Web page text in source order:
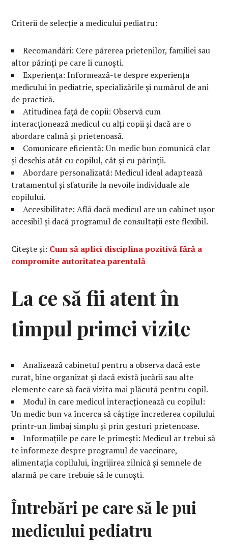
Criterii de selecție a medicului pediatru:
Recomandări: Cere părerea prietenilor, familiei sau
altor părinți pe care îi cunoști.
Experiența: Informează-te despre experiența
medicului în pediatrie, specializările și numărul de ani
de practică.
Atitudinea față de copii: Observă cum
interacționează medicul cu alți copii și dacă are o
abordare calmă și prietenoasă.
Comunicare eficientă: Un medic bun comunică clar
și deschis atât cu copilul, cât și cu părinții.
Abordare personalizată: Medicul ideal adaptează
tratamentul și sfaturile la nevoile individuale ale
copilului.
Accesibilitate: Află dacă medicul are un cabinet ușor
accesibil și dacă programul de consultații este flexibil.
Citește și: Cum să aplici disciplina pozitivă fără a
compromite autoritatea parentală
La ce să fii atent în
timpul primei vizite
Analizează cabinetul pentru a observa dacă este
curat, bine organizat și dacă există jucării sau alte
elemente care să facă vizita mai plăcută pentru copil.
Modul în care medicul interacționează cu copilul:
Un medic bun va încerca să câștige încrederea copilului
printr-un limbaj simplu și prin gesturi prietenoase.
Informațiile pe care le primești: Medicul ar trebui să
te informeze despre programul de vaccinare,
alimentația copilului, îngrijirea zilnică și semnele de
alarmă pe care trebuie să le cunoști.
Întrebări pe care să le pui
medicului pediatru